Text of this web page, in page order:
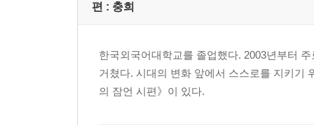
편 : 충희
한국외국어대학교를 졸업했다. 2003년부터
거쳤다. 시대의 변화 앞에서 스스로를 지키기
의 잠언 시편》이 있다.